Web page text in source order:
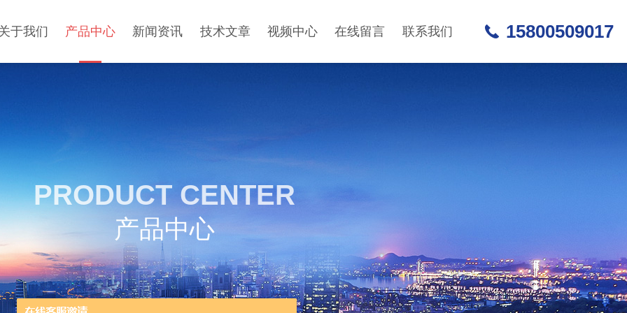
于我们 产品中心 新闻资讯 技术文章 视频中心 在线留言 联系我们 15800509017
PRODUCT CENTER
产品中心